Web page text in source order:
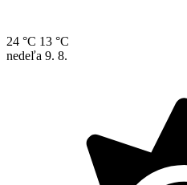
24 °C 13 °C
nedeľa 9. 8.